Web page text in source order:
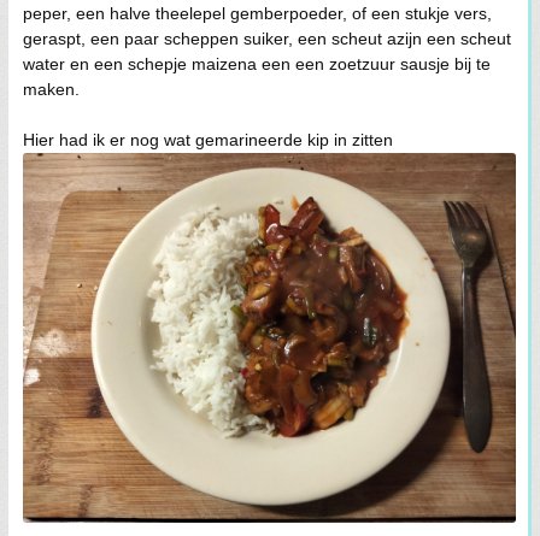
peper, een halve theelepel gemberpoeder, of een stukje vers,
geraspt, een paar scheppen suiker, een scheut azijn een scheut
water en een schepje maizena een een zoetzuur sausje bij te
maken.
Hier had ik er nog wat gemarineerde kip in zitten